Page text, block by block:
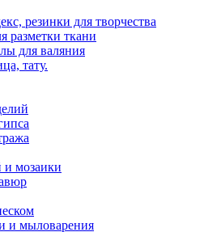
резинки для творчества
разметки ткани
для валяния
тату.
мозаики
и мыловарения